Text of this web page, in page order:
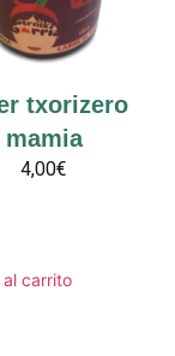
txorizero
mamia
4,00€
al carrito